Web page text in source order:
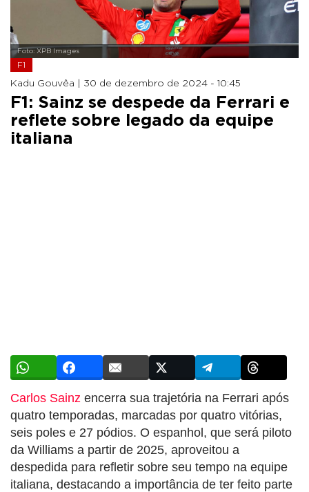
Foto: XPB Images
F1
Kadu Gouvêa | 30 de dezembro de 2024 - 10:45
F1: Sainz se despede da Ferrari e
reflete sobre legado da equipe
italiana
Carlos Sainz encerra sua trajetória na Ferrari após
quatro temporadas, marcadas por quatro vitórias,
seis poles e 27 pódios. O espanhol, que será piloto
da Williams a partir de 2025, aproveitou a
despedida para refletir sobre seu tempo na equipe
italiana, destacando a importância de ter feito parte